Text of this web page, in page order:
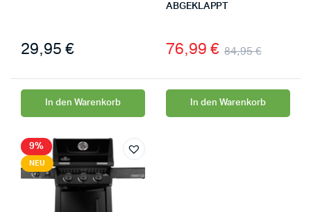
29,95 €
In den Warenkorb
ABGEKLAPPT
84,95€
76,99 €
In den Warenkorb
9%
NEU